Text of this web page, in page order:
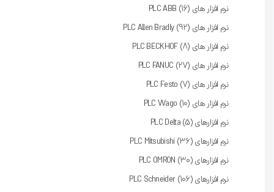
نرم افزار های PLC ABB 16
نرم افزار های PLC Allen Bradly 92
نرم افزار های PLC BECKHOF 8
نرم افزار های PLC FANUC 27
نرم افزار های PLC Festo 7
نرم افزار های PLC Wago 10
نرم‌ افزارهای PLC Delta 5
نرم افزارهای PLC Mitsubishi 36
نرم افزارهای PLC OMRON 30
نرم افزارهای PLC Schneider 106